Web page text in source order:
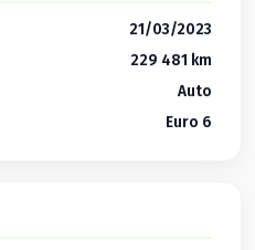
21/03/2023
229 481 km
Auto
Euro 6